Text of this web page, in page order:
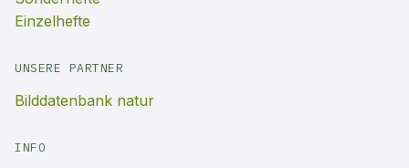
Einzelhefte
UNSERE PARTNER
Bilddatenbank natur
INFO